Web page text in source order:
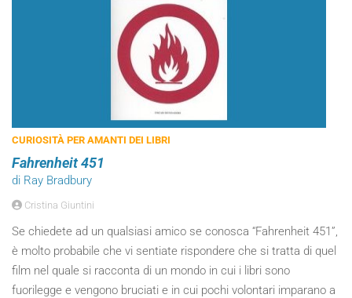
CURIOSITÀ PER AMANTI DEI LIBRI
Fahrenheit 451
di Ray Bradbury
Cristina Giuntini
Se chiedete ad un qualsiasi amico se conosca “Fahrenheit 451”,
è molto probabile che vi sentiate rispondere che si tratta di quel
film nel quale si racconta di un mondo in cui i libri sono
fuorilegge e vengono bruciati e in cui pochi volontari imparano a